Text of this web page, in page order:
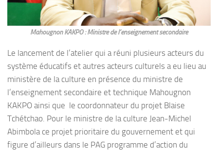
Mahougnon KAKPO : Ministre de l’enseignement secondaire
Le lancement de l’atelier qui a réuni plusieurs acteurs du
système éducatifs et autres acteurs culturels a eu lieu au
ministère de la culture en présence du ministre de
l’enseignement secondaire et technique Mahougnon
KAKPO ainsi que le coordonnateur du projet Blaise
Tchétchao. Pour le ministre de la culture Jean-Michel
Abimbola ce projet prioritaire du gouvernement et qui
figure d’ailleurs dans le PAG programme d’action du